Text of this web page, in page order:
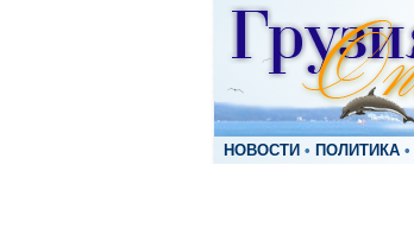
НОВОСТИ • ПОЛИТИКА •